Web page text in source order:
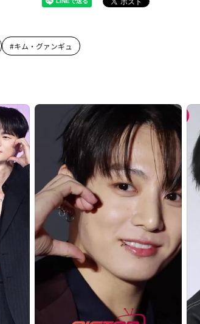
#キム・グァンギュ